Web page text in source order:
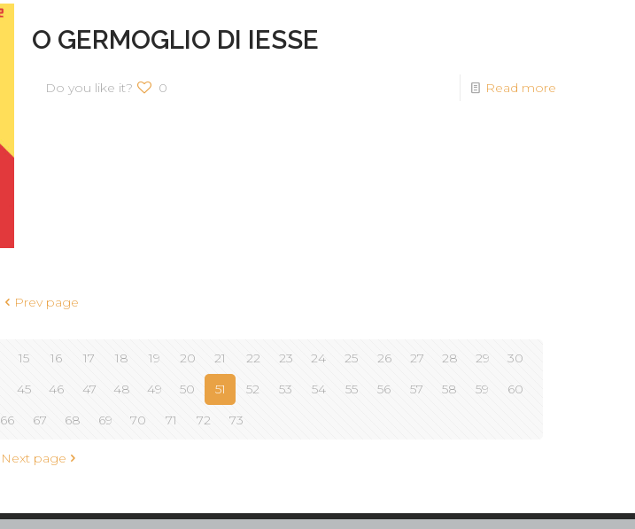
O GERMOGLIO DI IESSE
Do you like it? 0 Read more
Prev page
15 16 17 18 19 20 21 22 23 24 25 26 27 28 29
30
45 46 47 48 49 50 51 52 53 54 55 56 57 58 59
60
66 67 68 69 70 71 72 73
Next page